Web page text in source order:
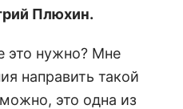
Плюхин.
это нужно? Мне
направить такой
это одна из